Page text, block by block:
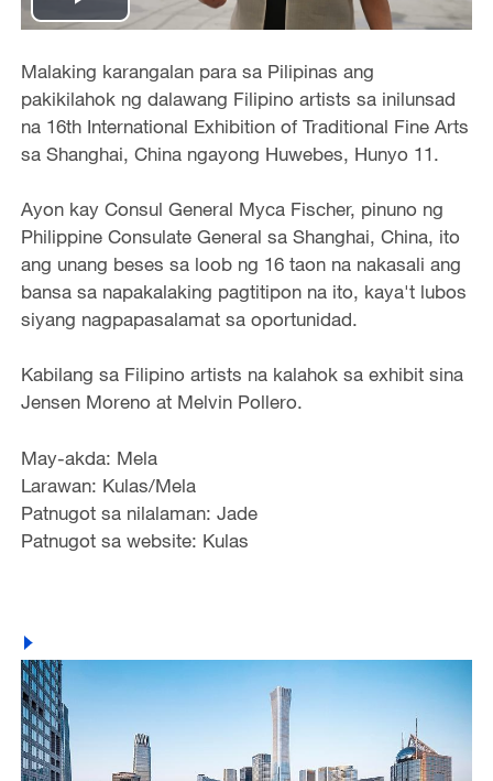
Play
Video
Malaking karangalan para sa Pilipinas ang
pakikilahok ng dalawang Filipino artists sa inilunsad
na 16th International Exhibition of Traditional Fine Arts
sa Shanghai, China ngayong Huwebes, Hunyo 11.
Ayon kay Consul General Myca Fischer, pinuno ng
Philippine Consulate General sa Shanghai, China, ito
ang unang beses sa loob ng 16 taon na nakasali ang
bansa sa napakalaking pagtitipon na ito, kaya't lubos
siyang nagpapasalamat sa oportunidad.
Kabilang sa Filipino artists na kalahok sa exhibit sina
Jensen Moreno at Melvin Pollero.
May-akda: Mela
Larawan: Kulas/Mela
Patnugot sa nilalaman: Jade
Patnugot sa website: Kulas